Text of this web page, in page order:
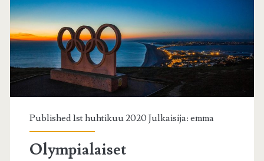
Published 1st huhtikuu 2020 Julkaisija: emma
Olympialaiset